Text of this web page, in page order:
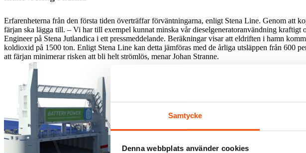
Samtycke
Denna webbplats använder cookies
Erfarenheterna från den första tiden överträffar förväntningarna, enligt Stena Line. Genom att
färjan ska lägga till. – Vi har till exempel kunnat minska vår dieselgeneratoranvändning kraftigt
Engineer på Stena Jutlandica i ett pressmeddelande. Beräkningar visar att eldriften i hamn
koldioxid på 1500 ton. Enligt Stena Line kan detta jämföras med de årliga utsläppen från 600
att färjan minimerar risken att bli helt strömlös, menar Johan Stranne.